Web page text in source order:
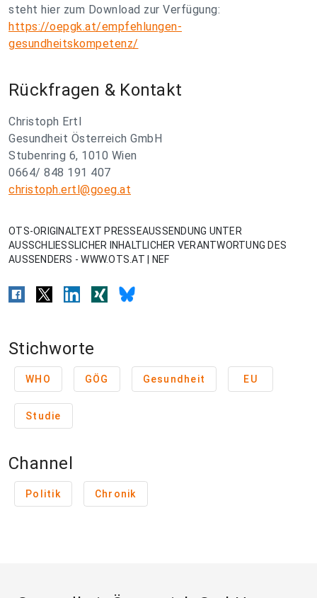
steht hier zum Download zur Verfügung:
https://oepgk.at/empfehlungen-
gesundheitskompetenz/
Rückfragen & Kontakt
Christoph Ertl
Gesundheit Österreich GmbH
Stubenring 6, 1010 Wien
0664/ 848 191 407
christoph.ertl@goeg.at
OTS-ORIGINALTEXT PRESSEAUSSENDUNG UNTER
AUSSCHLIESSLICHER INHALTLICHER VERANTWORTUNG DES
AUSSENDERS - WWW.OTS.AT | NEF
Stichworte
WHO GÖG Gesundheit EU
Studie
Channel
Politik Chronik